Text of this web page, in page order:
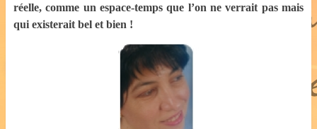
réelle, comme un espace-temps que l’on ne verrait pas mais
qui existerait bel et bien !